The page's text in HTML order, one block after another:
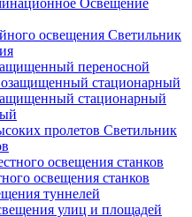
Освещение
Светильник
переносной
стационарный
Светильник
освещения станков
туннелей